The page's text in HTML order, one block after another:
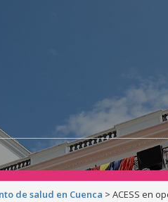
de salud en Cuenca >ACESS en